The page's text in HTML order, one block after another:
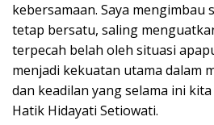
kebersamaan. Saya
tetap bersatu, saling
terpecah belah oleh situasi
menjadi kekuatan utama dalam
dan keadilan yang selama ini
Hatik Hidayati Setiowati.